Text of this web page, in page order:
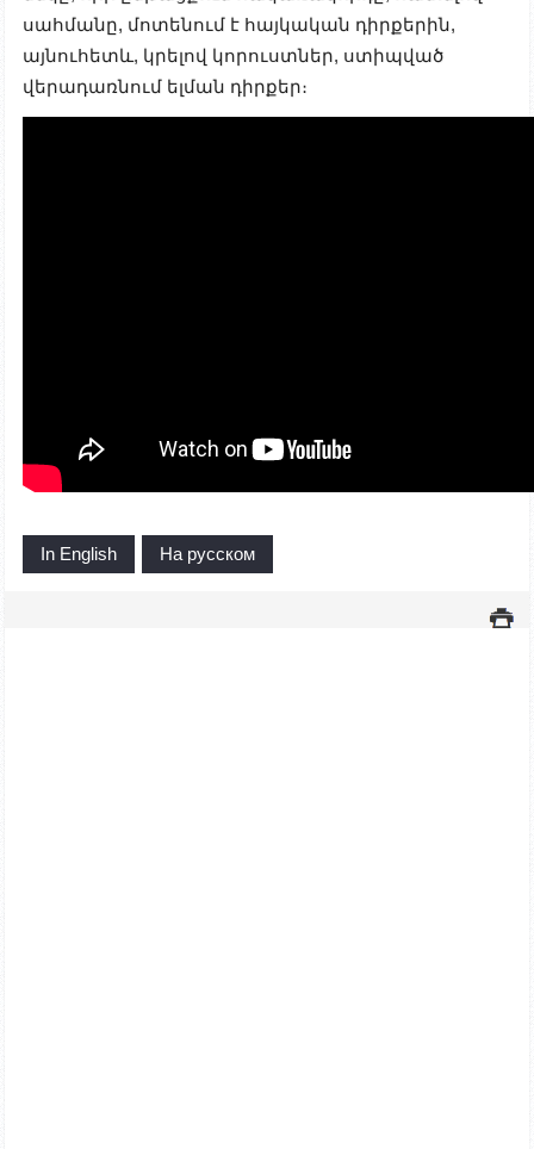
սահմանը, մոտենում է հայկական դիրքերին,
այնուհետև, կրելով կորուստներ, ստիպված
վերադառնում ելման դիրքեր։
In English На русском